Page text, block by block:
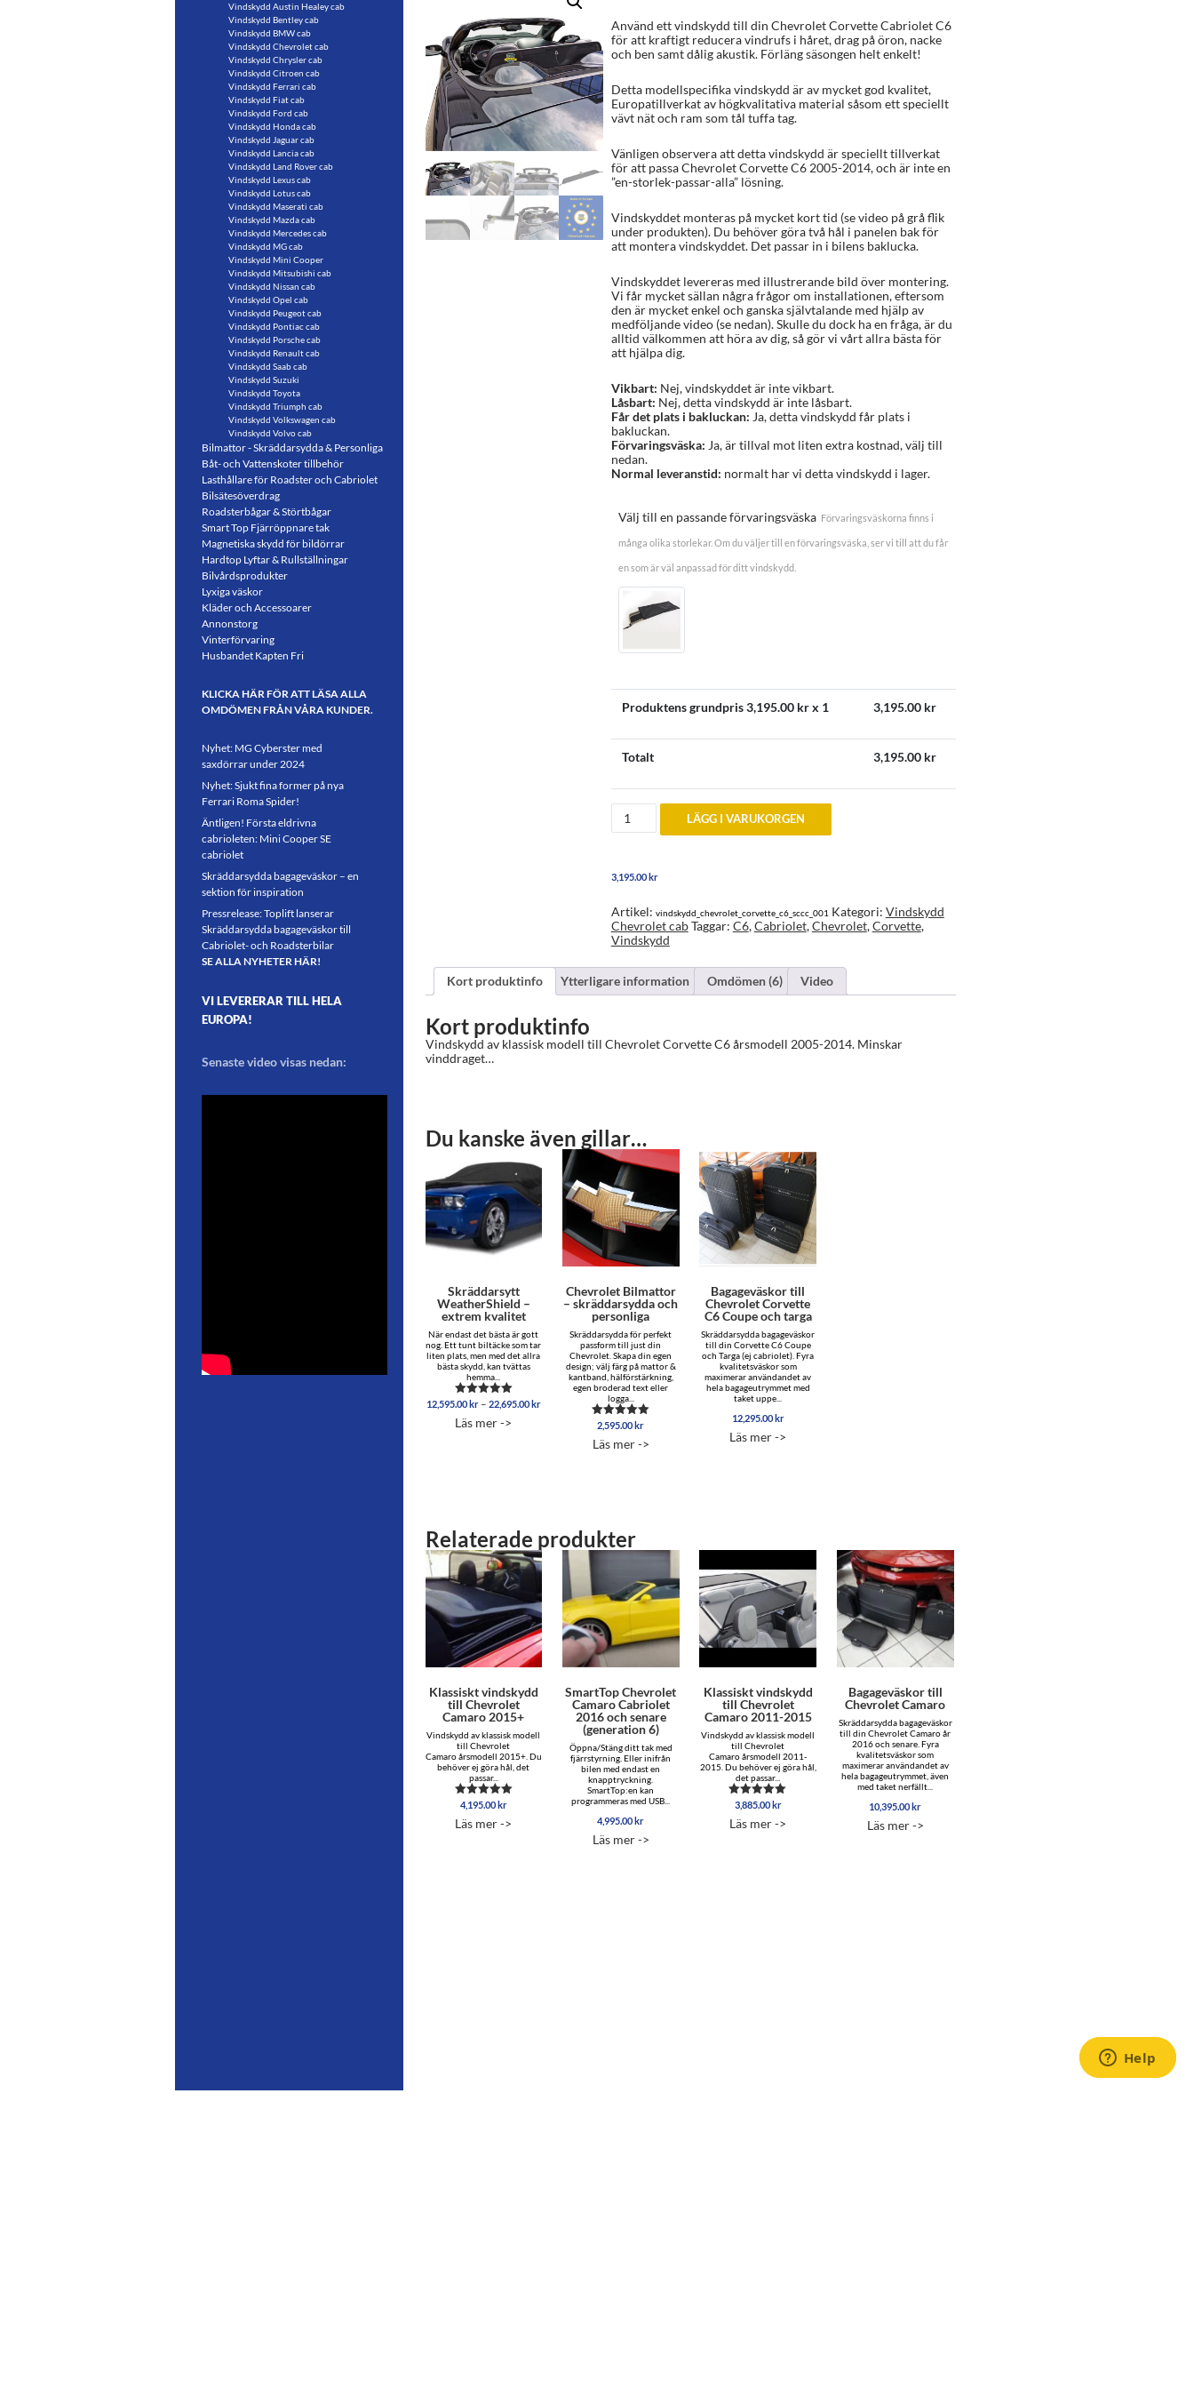
baserat på
kundrecens
ioner
Använd ett vindskydd till din Chevrolet Corvette Cabriolet C6
för att kraftigt reducera vindrufs i håret, drag på öron, nacke
och ben samt dålig akustik. Förläng säsongen helt enkelt!
Detta modellspecifika vindskydd är av mycket god kvalitet,
Europatillverkat av högkvalitativa material såsom ett speciellt
vävt nät och ram som tål tuffa tag.
Vänligen observera att detta vindskydd är speciellt tillverkat
för att passa Chevrolet Corvette C6 2005-2014, och är inte en
”en-storlek-passar-alla” lösning.
Vindskyddet monteras på mycket kort tid (se video på grå flik
under produkten). Du behöver göra två hål i panelen bak för
att montera vindskyddet. Det passar in i bilens baklucka.
Vindskyddet levereras med illustrerande bild över montering.
Vi får mycket sällan några frågor om installationen, eftersom
den är mycket enkel och ganska självtalande med hjälp av
medföljande video (se nedan). Skulle du dock ha en fråga, är du
alltid välkommen att höra av dig, så gör vi vårt allra bästa för
att hjälpa dig.
Vikbart: Nej, vindskyddet är inte vikbart.
Låsbart: Nej, detta vindskydd är inte låsbart.
Får det plats i bakluckan: Ja, detta vindskydd får plats i
bakluckan.
Förvaringsväska: Ja, är tillval mot liten extra kostnad, välj till
nedan.
Normal leveranstid: normalt har vi detta vindskydd i lager.
Välj till en passande förvaringsväska Förvaringsväskorna finns i
många olika storlekar. Om du väljer till en förvaringsväska, ser vi till att du får
en som är väl anpassad för ditt vindskydd.
Produktens grundpris3,195.00kr x 1 3,195.00kr
Totalt 3,195.00kr
Vindskydd
Chevrolet
mängd
LÄGG I VARUKORGEN
3,195.00kr
Artikel: vindskydd_chevrolet_corvette_c6_sccc_001 Kategori: Vindskydd
Chevrolet cabTaggar: C6,Cabriolet,Chevrolet,Corvette,
Vindskydd
Kort produktinfo Ytterligare information Omdömen (6) Video
Kort produktinfo
Vindskydd av klassisk modell till Chevrolet Corvette C6 årsmodell 2005-2014. Minskar
vinddraget…
Du kanske även gillar…
Skräddarsytt
WeatherShield –
extrem kvalitet
När endast det bästa är gott
nog. Ett tunt biltäcke som tar
liten plats, men med det allra
bästa skydd, kan tvättas
hemma...
Betygsatt
av 5
12,595.00kr – 22,695.00krPrisintervall:
12,595.00 kr
22,695.00 kr
Läs mer ->
Chevrolet Bilmattor
– skräddarsydda och
personliga
Skräddarsydda för perfekt
passform till just din
Chevrolet. Skapa din egen
design; välj färg på mattor &
kantband, hälförstärkning,
egen broderad text eller
logga...
Betygsatt
av 5
2,595.00kr
Läs mer ->
Bagageväskor till
Chevrolet Corvette
C6 Coupe och targa
Skräddarsydda bagageväskor
till din Corvette C6 Coupe
och Targa (ej cabriolet). Fyra
kvalitetsväskor som
maximerar användandet av
hela bagageutrymmet med
taket uppe...
12,295.00kr
Läs mer ->
Relaterade produkter
Klassiskt vindskydd
till Chevrolet
Camaro 2015+
Vindskydd av klassisk modell
till Chevrolet
Camaro årsmodell 2015+. Du
behöver ej göra hål, det
passar...
Betygsatt
av 5
4,195.00 kr
Läs mer ->
SmartTop Chevrolet
Camaro Cabriolet
2016 och senare
(generation 6)
Öppna/Stäng ditt tak med
fjärrstyrning. Eller inifrån
bilen med endast en
knapptryckning.
SmartTop:en kan
programmeras med USB...
4,995.00 kr
Läs mer ->
Klassiskt vindskydd
till Chevrolet
Camaro 2011-2015
Vindskydd av klassisk modell
till Chevrolet
Camaro årsmodell 2011-
2015. Du behöver ej göra hål,
det passar...
Betygsatt
av 5
3,885.00 kr
Läs mer ->
Bagageväskor till
Chevrolet Camaro
Skräddarsydda bagageväskor
till din Chevrolet Camaro år
2016 och senare. Fyra
kvalitetsväskor som
maximerar användandet av
hela bagageutrymmet, även
med taket nerfällt...
10,395.00 kr
Läs mer ->
Vindskydd Austin Healey cab
Vindskydd Bentley cab
Vindskydd BMW cab
Vindskydd Chevrolet cab
Vindskydd Chrysler cab
Vindskydd Citroen cab
Vindskydd Ferrari cab
Vindskydd Fiat cab
Vindskydd Ford cab
Vindskydd Honda cab
Vindskydd Jaguar cab
Vindskydd Lancia cab
Vindskydd Land Rover cab
Vindskydd Lexus cab
Vindskydd Lotus cab
Vindskydd Maserati cab
Vindskydd Mazda cab
Vindskydd Mercedes cab
Vindskydd MG cab
Vindskydd Mini Cooper
Vindskydd Mitsubishi cab
Vindskydd Nissan cab
Vindskydd Opel cab
Vindskydd Peugeot cab
Vindskydd Pontiac cab
Vindskydd Porsche cab
Vindskydd Renault cab
Vindskydd Saab cab
Vindskydd Suzuki
Vindskydd Toyota
Vindskydd Triumph cab
Vindskydd Volkswagen cab
Vindskydd Volvo cab
Bilmattor - Skräddarsydda & Personliga
Båt- och Vattenskoter tillbehör
Lasthållare för Roadster och Cabriolet
Bilsätesöverdrag
Roadsterbågar & Störtbågar
Smart Top Fjärröppnare tak
Magnetiska skydd för bildörrar
Hardtop Lyftar & Rullställningar
Bilvårdsprodukter
Lyxiga väskor
Kläder och Accessoarer
Annonstorg
Vinterförvaring
Husbandet Kapten Fri
KLICKA HÄR FÖR ATT LÄSA ALLA
OMDÖMEN FRÅN VÅRA KUNDER.
Nyhet: MG Cyberster med
saxdörrar under 2024
Nyhet: Sjukt fina former på nya
Ferrari Roma Spider!
Äntligen! Första eldrivna
cabrioleten: Mini Cooper SE
cabriolet
Skräddarsydda bagageväskor – en
sektion för inspiration
Pressrelease: Toplift lanserar
Skräddarsydda bagageväskor till
Cabriolet- och Roadsterbilar
SE ALLA NYHETER HÄR!
VI LEVERERAR TILL HELA
EUROPA!
Senaste video visas nedan: